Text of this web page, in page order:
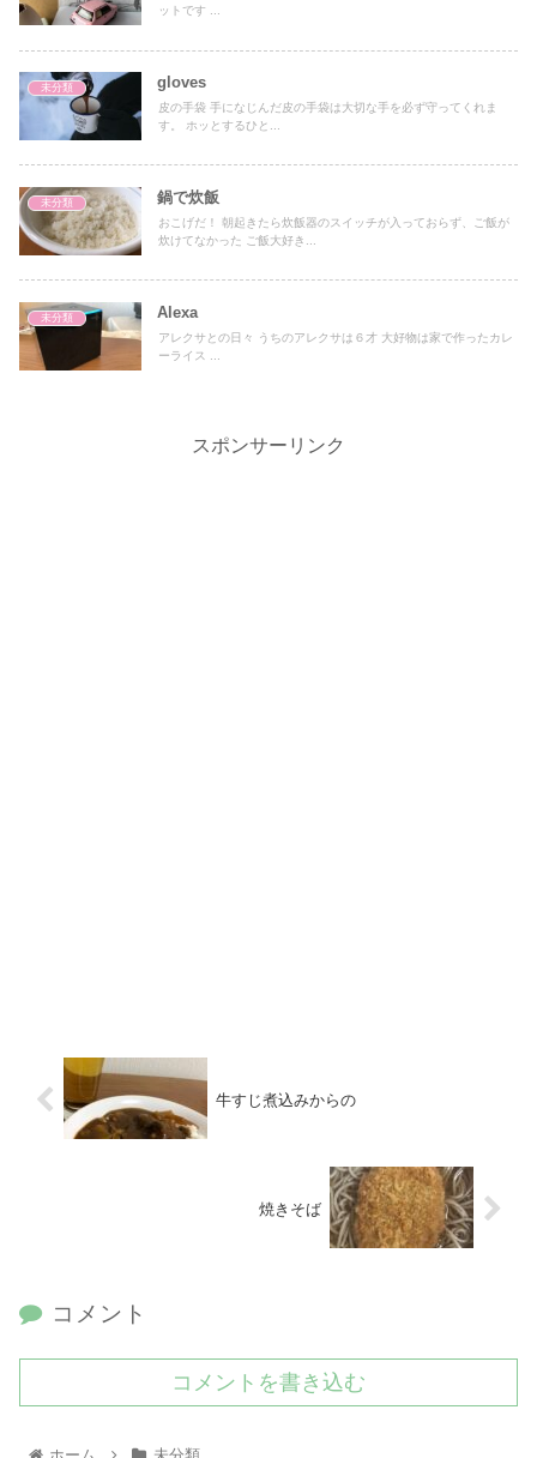
ットです ...
未分類 gloves
皮の手袋 手になじんだ皮の手袋は大切な手を必ず守ってくれま
す。 ホッとするひと...
未分類 鍋で炊飯
おこげだ！ 朝起きたら炊飯器のスイッチが入っておらず、ご飯が
炊けてなかった ご飯大好き...
未分類 Alexa
アレクサとの日々 うちのアレクサは６才 大好物は家で作ったカレ
ーライス ...
スポンサーリンク
牛すじ煮込みからの
焼きそば
コメント
コメントを書き込む